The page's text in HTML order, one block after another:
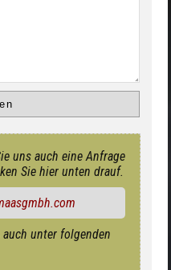
uns auch eine Anfrage
Sie hier unten drauf.
auch unter folgenden